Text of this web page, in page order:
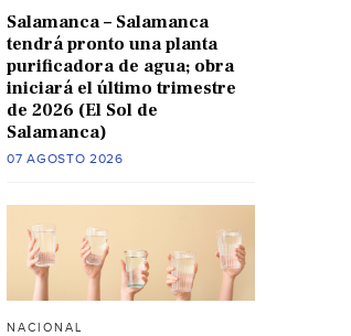
Salamanca – Salamanca
tendrá pronto una planta
purificadora de agua; obra
iniciará el último trimestre
de 2026 (El Sol de
Salamanca)
07 AGOSTO 2026
NACIONAL